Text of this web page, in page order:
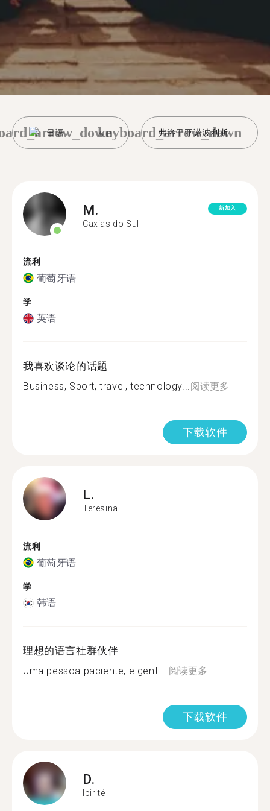
日语 弗洛里亚诺波利斯
keyboard_arrow_down
M.
Caxias do Sul
新加入
流利
葡萄牙语
学
英语
我喜欢谈论的话题
Business, Sport, travel, technology...阅读更多
下载软件
L.
Teresina
流利
葡萄牙语
学
韩语
理想的语言社群伙伴
Uma pessoa paciente, e genti...阅读更多
下载软件
D.
Ibirité